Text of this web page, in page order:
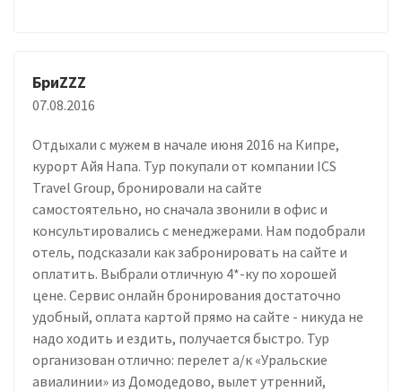
БриZZZ
07.08.2016
Отдыхали с мужем в начале июня 2016 на Кипре,
курорт Айя Напа. Тур покупали от компании ICS
Travel Group, бронировали на сайте
самостоятельно, но сначала звонили в офис и
консультировались с менеджерами. Нам подобрали
отель, подсказали как забронировать на сайте и
оплатить. Выбрали отличную 4*-ку по хорошей
цене. Сервис онлайн бронирования достаточно
удобный, оплата картой прямо на сайте - никуда не
надо ходить и ездить, получается быстро. Тур
организован отлично: перелет а/к «Уральские
авиалинии» из Домодедово, вылет утренний,